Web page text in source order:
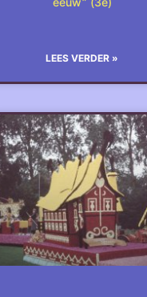
LEES VERDER »